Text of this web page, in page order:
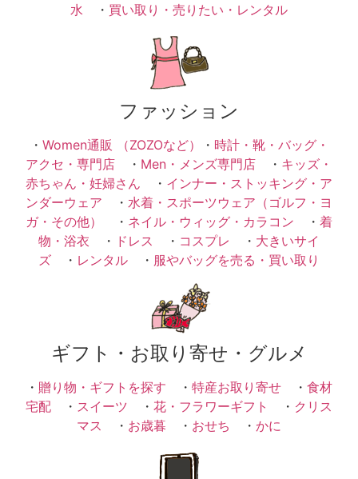
水 ・ 買い取り・売りたい・レンタル
ファッション
・ Women通販 （ZOZOなど） ・ 時計・靴・バッグ・
アクセ・専門店 ・ Men・メンズ専門店 ・ キッズ・
赤ちゃん・妊婦さん ・ インナー・ストッキング・ア
ンダーウェア ・ 水着・スポーツウェア（ゴルフ・ヨ
ガ・その他）
・ ネイル・ウィッグ・カラコン ・ 着
物・浴衣 ・ ドレス ・ コスプレ ・ 大きいサイ
ズ ・ レンタル ・ 服やバッグを売る・買い取り
ギフト・お取り寄せ・グルメ
・ 贈り物・ギフトを探す ・ 特産お取り寄せ ・ 食材
宅配 ・ スイーツ ・ 花・フラワーギフト ・ クリス
マス ・ お歳暮 ・ おせち ・ かに